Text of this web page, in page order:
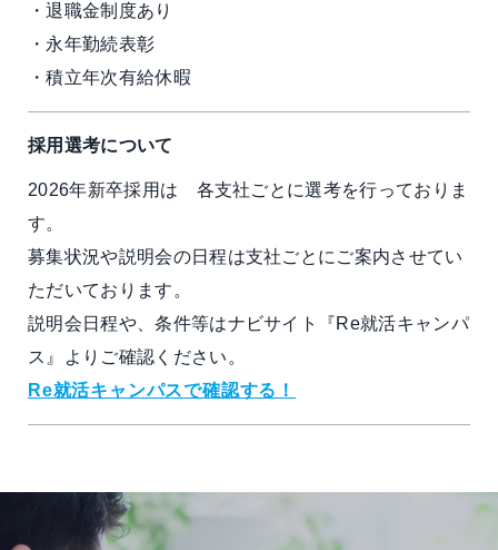
・退職金制度あり
・永年勤続表彰
・積立年次有給休暇
採用選考について
2026年新卒採用は 各支社ごとに選考を行っておりま
す。
募集状況や説明会の日程は支社ごとにご案内させてい
ただいております。
説明会日程や、条件等はナビサイト『Re就活キャンパ
ス』よりご確認ください。
Re就活キャンパスで確認する！